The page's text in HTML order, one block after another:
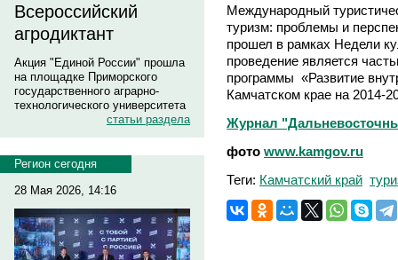
Всероссийский
агродиктант
Акция "Единой России" прошла
на площадке Приморского
государственного аграрно-
технологического университета
статьи раздела
Регион сегодня
28 Мая 2026, 14:16
Международный
туризм: проблемы и
прошел в рамках Недели
проведение является
программы «Развитие
Камчатском крае на 2014-
Журнал
фото www.kamgov.ru
Теги: Камчатский край